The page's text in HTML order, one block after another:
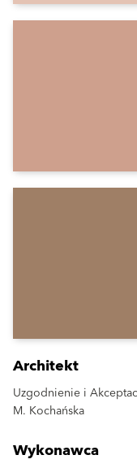
Architekt
Uzgodnienie i
M. Kochańska
Wykonawca